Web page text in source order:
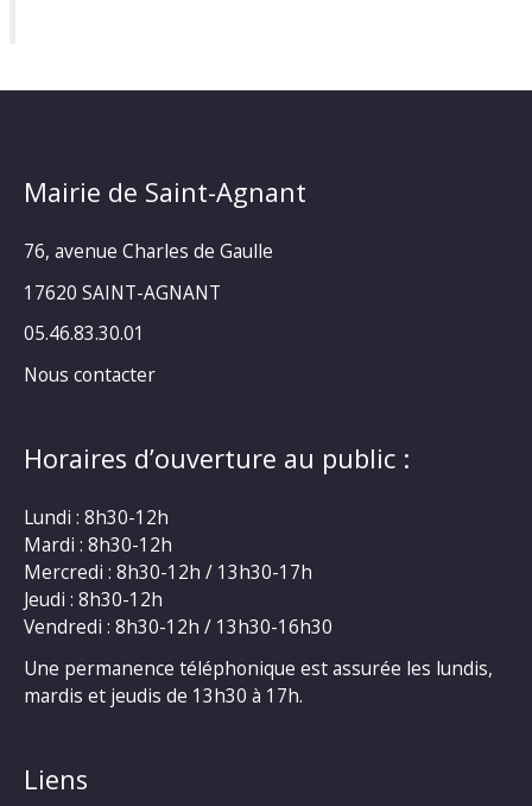
Mairie de Saint-Agnant
76, avenue Charles de Gaulle
17620 SAINT-AGNANT
05.46.83.30.01
Nous contacter
Horaires d’ouverture au public :
Lundi : 8h30-12h
Mardi : 8h30-12h
Mercredi : 8h30-12h / 13h30-17h
Jeudi : 8h30-12h
Vendredi : 8h30-12h / 13h30-16h30
Une permanence téléphonique est assurée les lundis,
mardis et jeudis de 13h30 à 17h.
Liens